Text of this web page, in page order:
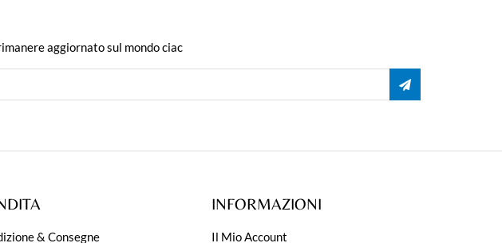
aggiornato sul mondo ciac
& Consegne
INFORMAZIONI
Il Mio Account